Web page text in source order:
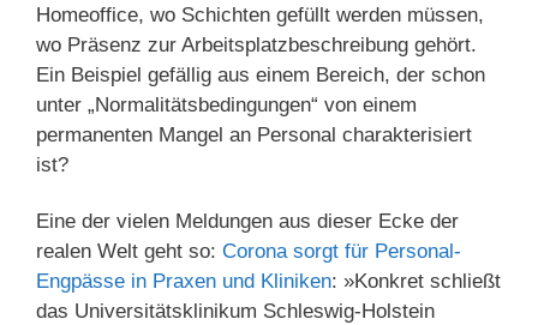
Homeoffice, wo Schichten gefüllt werden müssen,
wo Präsenz zur Arbeitsplatzbeschreibung gehört.
Ein Beispiel gefällig aus einem Bereich, der schon
unter „Normalitätsbedingungen“ von einem
permanenten Mangel an Personal charakterisiert
ist?
Eine der vielen Meldungen aus dieser Ecke der
realen Welt geht so: Corona sorgt für Personal-
Engpässe in Praxen und Kliniken: »Konkret schließt
das Universitätsklinikum Schleswig-Holstein